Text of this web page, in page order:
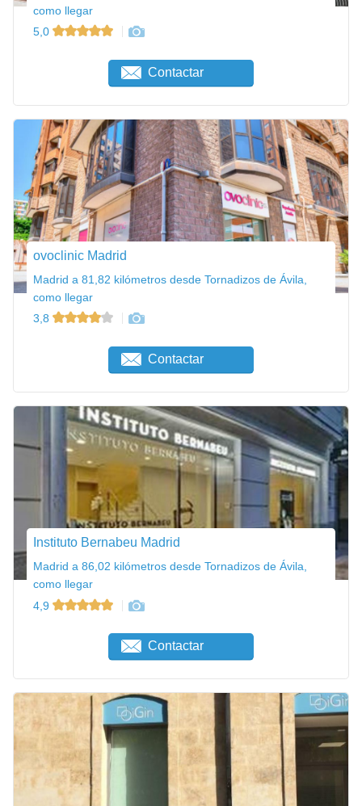
como llegar
5,0
Contactar
ovoclinic Madrid
Madrid a 81,82 kilómetros desde Tornadizos de Ávila,
como llegar
3,8
Contactar
Instituto Bernabeu Madrid
Madrid a 86,02 kilómetros desde Tornadizos de Ávila,
como llegar
4,9
Contactar